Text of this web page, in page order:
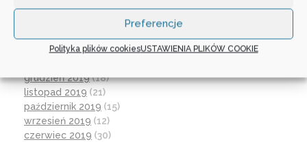
Preferencje
Polityka plików cookiesUSTAWIENIA PLIKÓW COOKIE
czerwiec 2020(19)
luty 2020(10)
grudzień 2019(18)
listopad 2019 (21)
październik 2019 (15)
wrzesień 2019 (12)
czerwiec 2019 (30)